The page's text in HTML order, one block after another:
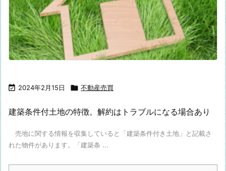
 2024年2月15日  不動産売買
建築条件付土地の特徴。解約はトラブルになる場合あり
売地に関する情報を収集していると「建築条件付き土地」と記載さ
れた物件があります。「建築条 ...